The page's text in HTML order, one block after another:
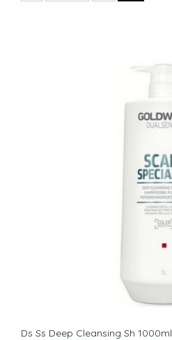
Ds Ss Deep Cleansing Sh 1000ml